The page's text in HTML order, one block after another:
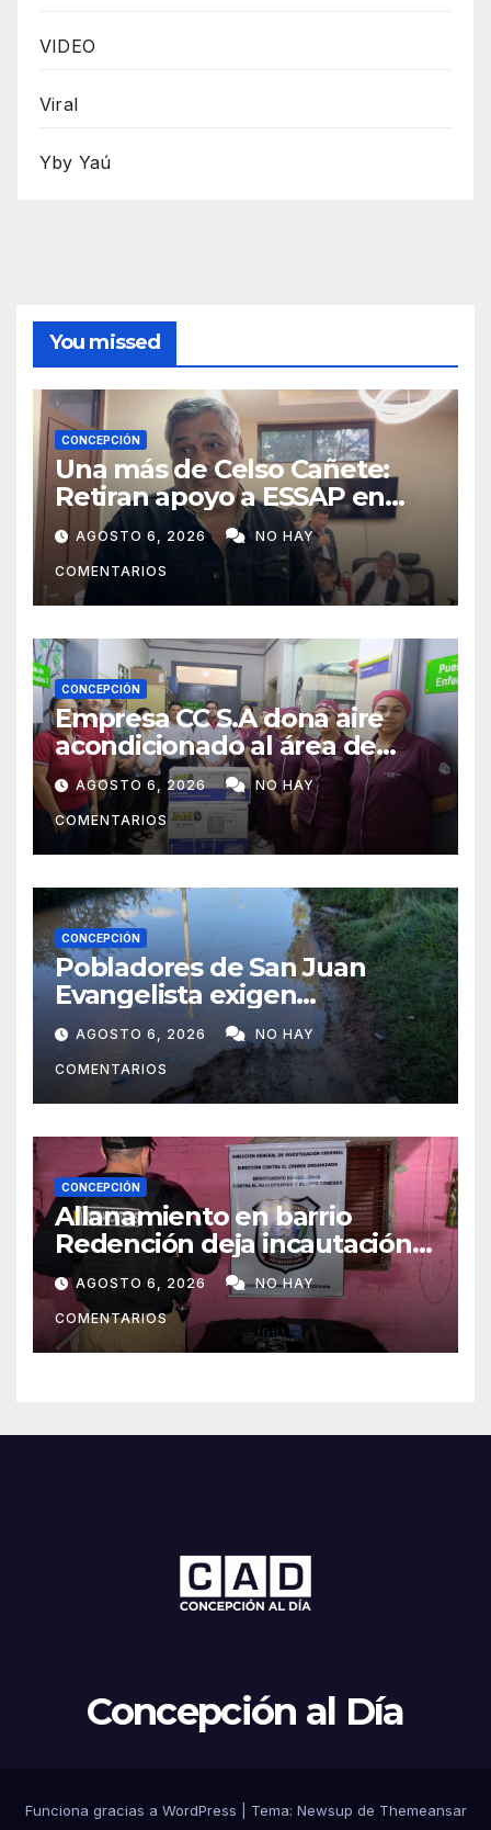
VIDEO
Viral
Yby Yaú
You missed
CONCEPCIÓN
Una más de Celso Cañete:
Retiran apoyo a ESSAP en
Concepción
AGOSTO 6, 2026 NO HAY
COMENTARIOS
CONCEPCIÓN
Empresa CC S.A dona aire
acondicionado al área de
maternidad del IPS de
Concepción
AGOSTO 6, 2026 NO HAY
COMENTARIOS
CONCEPCIÓN
Pobladores de San Juan
Evangelista exigen
reparación urgente de
caminos vecinales
AGOSTO 6, 2026 NO HAY
COMENTARIOS
CONCEPCIÓN
Allanamiento en barrio
Redención deja incautación
de presunta cocaína tipo
crack en Concepción
AGOSTO 6, 2026 NO HAY
COMENTARIOS
Concepción al Día
Funciona gracias a WordPress Tema: Newsup de Themeansar